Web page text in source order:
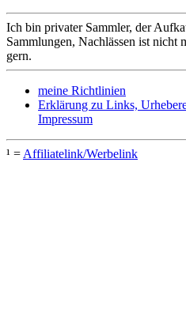
Ich bin privater Sammler, der
Sammlungen, Nachlässen ist nicht
gern.
meine Richtlinien
Erklärung zu Links,
Impressum
¹ = Affiliatelink/Werbelink